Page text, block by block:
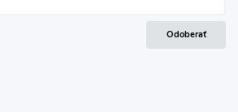
Odoberať